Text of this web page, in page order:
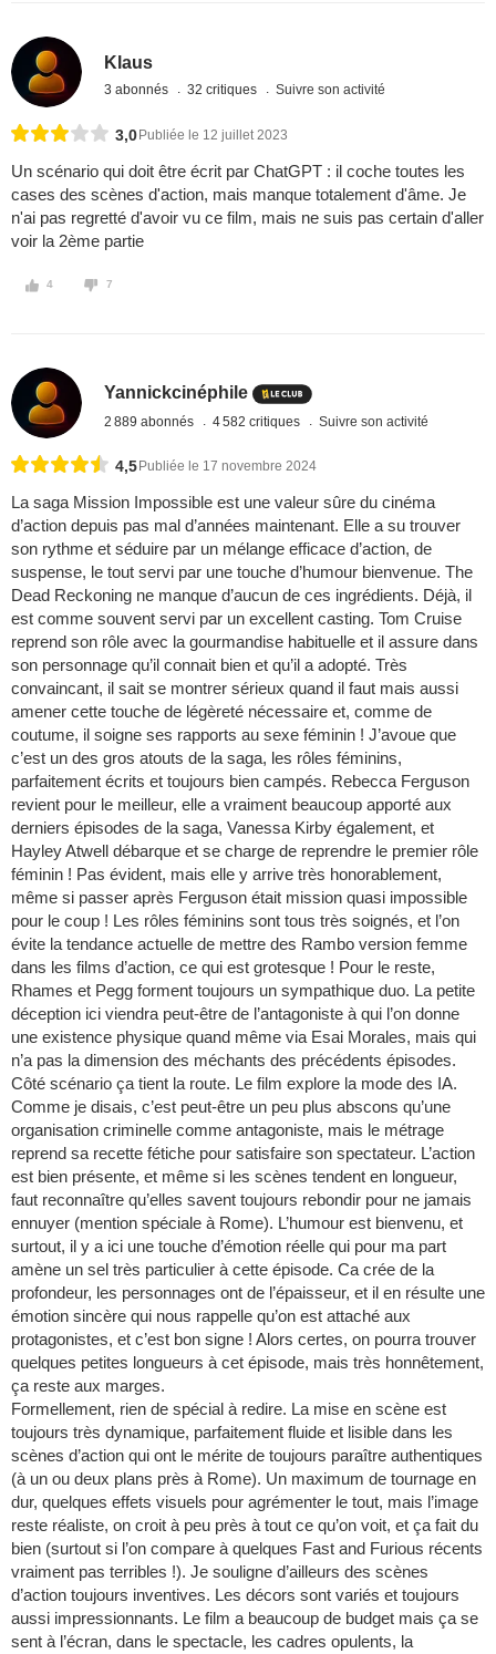
Klaus
3 abonnés 32 critiques Suivre son activité
3,0 Publiée le 12 juillet 2023
Un scénario qui doit être écrit par ChatGPT : il coche toutes les
cases des scènes d'action, mais manque totalement d'âme. Je
n'ai pas regretté d'avoir vu ce film, mais ne suis pas certain d'aller
voir la 2ème partie
4 7
Yannickcinéphile
2 889 abonnés 4 582 critiques Suivre son activité
4,5 Publiée le 17 novembre 2024
La saga Mission Impossible est une valeur sûre du cinéma
d’action depuis pas mal d’années maintenant. Elle a su trouver
son rythme et séduire par un mélange efficace d’action, de
suspense, le tout servi par une touche d’humour bienvenue. The
Dead Reckoning ne manque d’aucun de ces ingrédients. Déjà, il
est comme souvent servi par un excellent casting. Tom Cruise
reprend son rôle avec la gourmandise habituelle et il assure dans
son personnage qu’il connait bien et qu’il a adopté. Très
convaincant, il sait se montrer sérieux quand il faut mais aussi
amener cette touche de légèreté nécessaire et, comme de
coutume, il soigne ses rapports au sexe féminin ! J’avoue que
c’est un des gros atouts de la saga, les rôles féminins,
parfaitement écrits et toujours bien campés. Rebecca Ferguson
revient pour le meilleur, elle a vraiment beaucoup apporté aux
derniers épisodes de la saga, Vanessa Kirby également, et
Hayley Atwell débarque et se charge de reprendre le premier rôle
féminin ! Pas évident, mais elle y arrive très honorablement,
même si passer après Ferguson était mission quasi impossible
pour le coup ! Les rôles féminins sont tous très soignés, et l’on
évite la tendance actuelle de mettre des Rambo version femme
dans les films d’action, ce qui est grotesque ! Pour le reste,
Rhames et Pegg forment toujours un sympathique duo. La petite
déception ici viendra peut-être de l’antagoniste à qui l’on donne
une existence physique quand même via Esai Morales, mais qui
n’a pas la dimension des méchants des précédents épisodes.
Côté scénario ça tient la route. Le film explore la mode des IA.
Comme je disais, c’est peut-être un peu plus abscons qu’une
organisation criminelle comme antagoniste, mais le métrage
reprend sa recette fétiche pour satisfaire son spectateur. L’action
est bien présente, et même si les scènes tendent en longueur,
faut reconnaître qu’elles savent toujours rebondir pour ne jamais
ennuyer (mention spéciale à Rome). L’humour est bienvenu, et
surtout, il y a ici une touche d’émotion réelle qui pour ma part
amène un sel très particulier à cette épisode. Ca crée de la
profondeur, les personnages ont de l’épaisseur, et il en résulte une
émotion sincère qui nous rappelle qu’on est attaché aux
protagonistes, et c’est bon signe ! Alors certes, on pourra trouver
quelques petites longueurs à cet épisode, mais très honnêtement,
ça reste aux marges.
Formellement, rien de spécial à redire. La mise en scène est
toujours très dynamique, parfaitement fluide et lisible dans les
scènes d’action qui ont le mérite de toujours paraître authentiques
(à un ou deux plans près à Rome). Un maximum de tournage en
dur, quelques effets visuels pour agrémenter le tout, mais l’image
reste réaliste, on croit à peu près à tout ce qu’on voit, et ça fait du
bien (surtout si l’on compare à quelques Fast and Furious récents
vraiment pas terribles !). Je souligne d’ailleurs des scènes
d’action toujours inventives. Les décors sont variés et toujours
aussi impressionnants. Le film a beaucoup de budget mais ça se
sent à l’écran, dans le spectacle, les cadres opulents, la